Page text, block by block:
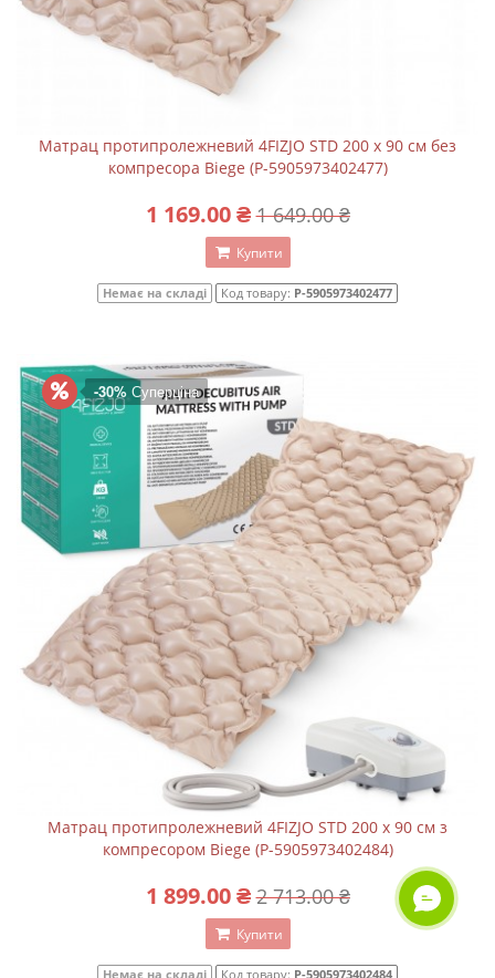
Матрац протипролежневий 4FIZJO STD 200 x 90 см без
компресора Biege (P-5905973402477)
1 169.00 ₴ 1 649.00 ₴
Купити
Немає на складі Код товару: P-5905973402477
-30% Суперціна
Матрац протипролежневий 4FIZJO STD 200 x 90 см з
компресором Biege (P-5905973402484)
1 899.00 ₴ 2 713.00 ₴
Купити
Немає на складі Код товару: P-5905973402484
ОНЛАЙН ЧАТ